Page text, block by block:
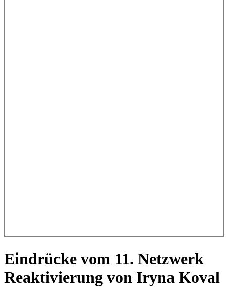
Eindrücke vom 11. Netzwerk
Reaktivierung von Iryna Koval